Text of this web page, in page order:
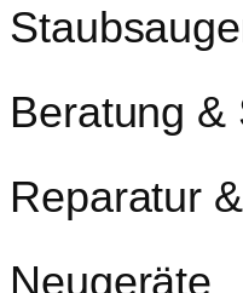
Beratung &
Reparatur
Neugeräte